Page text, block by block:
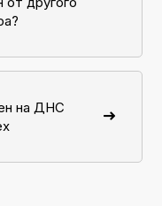
на ДНС